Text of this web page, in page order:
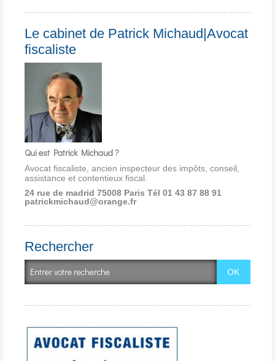
Le cabinet de Patrick Michaud|Avocat
fiscaliste
Qui est Patrick Michaud ?
Avocat fiscaliste, ancien inspecteur des impôts, conseil,
assistance et contentieux fiscal.
24 rue de madrid 75008 Paris Tél 01 43 87 88 91
patrickmichaud@orange.fr
Rechercher